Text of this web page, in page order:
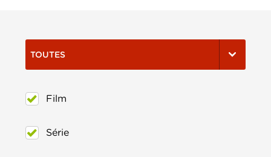
TOUTES
Film
Série